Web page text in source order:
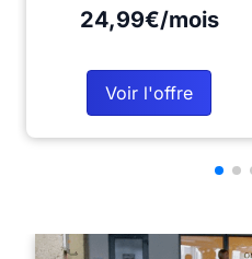
24,99€/mois
Voir l'offre